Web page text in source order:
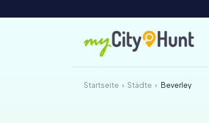
Startseite Städte Beverley